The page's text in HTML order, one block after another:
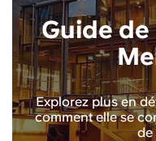
Guide
Explorez plus en
comment elle se
de